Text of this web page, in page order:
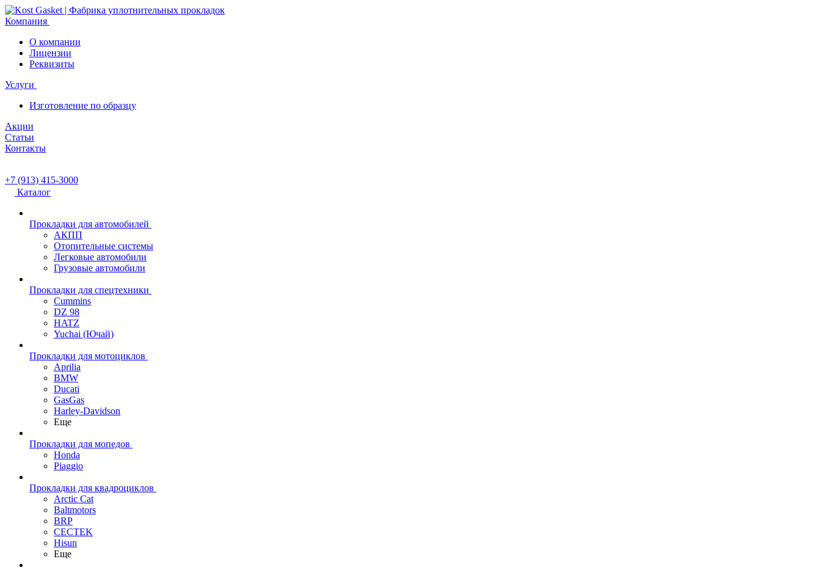
Компания
О компании
Лицензии
Реквизиты
Услуги
Изготовление по образцу
Акции
Статьи
Контакты
+7 (913) 415-3000
Каталог
Прокладки для автомобилей
АКПП
Отопительные системы
Легковые автомобили
Грузовые автомобили
Прокладки для спецтехники
Cummins
DZ 98
HATZ
Yuchai (Ючай)
Прокладки для мотоциклов
Aprilia
BMW
Ducati
GasGas
Harley-Davidson
Еще
Прокладки для мопедов
Honda
Piaggio
Прокладки для квадроциклов
Arctic Cat
Baltmotors
BRP
CECTEK
Hisun
Еще